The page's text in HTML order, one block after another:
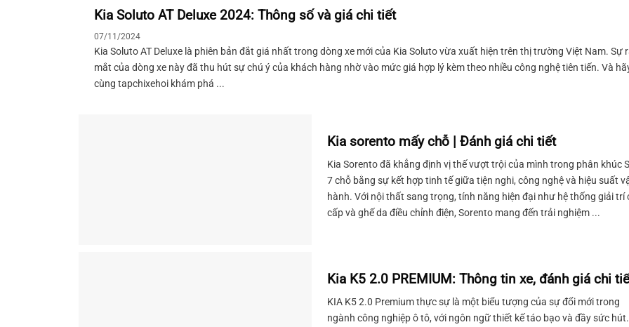
Kia Soluto AT Deluxe 2024: Thông số và giá chi tiết
07/11/2024
Kia Soluto AT Deluxe là phiên bản đắt giá nhất trong dòng xe mới của Kia Soluto vừa xuất hiện trên thị trường Việt Nam. Sự
mắt của dòng xe này đã thu hút sự chú ý của khách hàng nhờ vào mức giá hợp lý kèm theo nhiều công nghệ tiên tiến. Và
cùng tapchixehoi khám phá ...
Kia sorento mấy chỗ | Đánh giá chi tiết
Kia Sorento đã khẳng định vị thế vượt trội của mình trong phân khúc
7 chỗ bằng sự kết hợp tinh tế giữa tiện nghi, công nghệ và hiệu suất
hành. Với nội thất sang trọng, tính năng hiện đại như hệ thống giải trí
cấp và ghế da điều chỉnh điện, Sorento mang đến trải nghiệm ...
Kia K5 2.0 PREMIUM: Thông tin xe, đánh giá chi
KIA K5 2.0 Premium thực sự là một biểu tượng của sự đổi mới trong
ngành công nghiệp ô tô, với ngôn ngữ thiết kế táo bạo và đầy sức